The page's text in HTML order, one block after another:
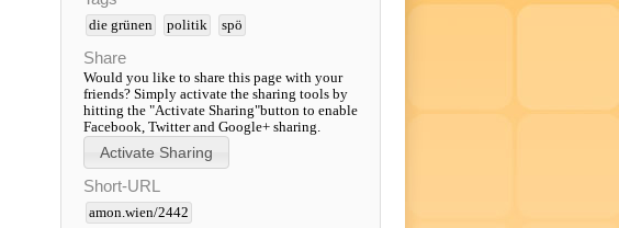
die grünen politik spö
Share
Would you like to share this page with your
friends? Simply activate the sharing tools by
hitting the "Activate Sharing"button to enable
Facebook, Twitter and Google+ sharing.
Short-URL
amon.wien/2442